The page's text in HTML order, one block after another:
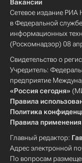
Вакансии
Сетевое издание РИА
в Федеральной
информационных
(Роскомнадзор) 08
Свидетельство о
Учредитель:
предприятие
«Россия сегодня»
Правила
Политика
Правила
Главный редактор:
Адрес электронной
По вопросам